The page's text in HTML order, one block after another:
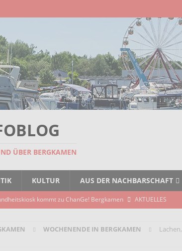
ÜBER BERGKAMEN
KULTUR AUS DER NACHBARSCHAFT
EBB räumt Containerstellplatz
AKTUELLES
WOCHENENDE IN BERGKAMEN
Lachen,